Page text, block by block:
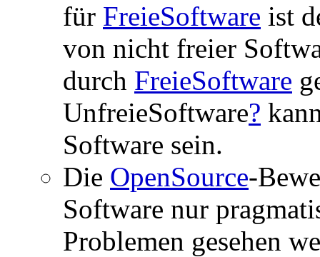
für FreieSoftware ist
von nicht freier
durch FreieSoftware
UnfreieSoftware?
Software sein.
Die OpenSource-
Software nur
Problemen gesehen